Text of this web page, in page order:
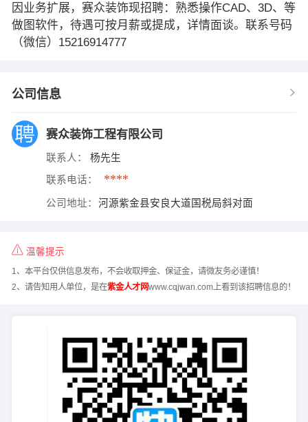
因业务扩展，赛众装饰现招聘：熟悉操作CAD、3D、等
做图软件，待遇可按月薪或提成，详情面谈。联系号码
（微信）15216914777
公司信息
赛众装饰工程有限公司
联系人： 杨先生
联系电话： ****
公司地址： 河源紫金县安良大道国税局斜对面
温馨提示
1、本平台仅供信息发布，不会收取押金、保证金，请微友务必谨慎！
2、请告知用人单位，是在紫金人才网www.cqjwan.com上看到该招聘信息的！